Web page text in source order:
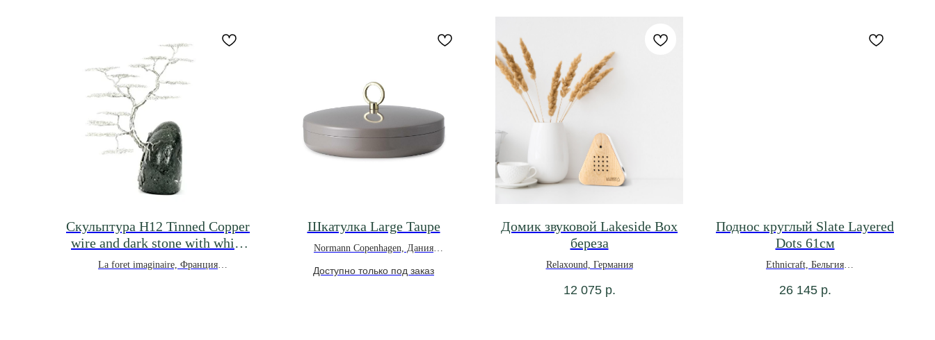
Скульптура H12 Tinned Copper
wire and dark stone with white
inclusions
La foret imaginaire, Франция
Шкатулка Large Taupe
Normann Copenhagen, Дания
Домик звуковой Lakeside Box
береза
Relaxound, Германия
12 075 р.
Поднос круглый Slate Layered
Dots 61см
Ethnicraft, Бельгия
26 145 р.